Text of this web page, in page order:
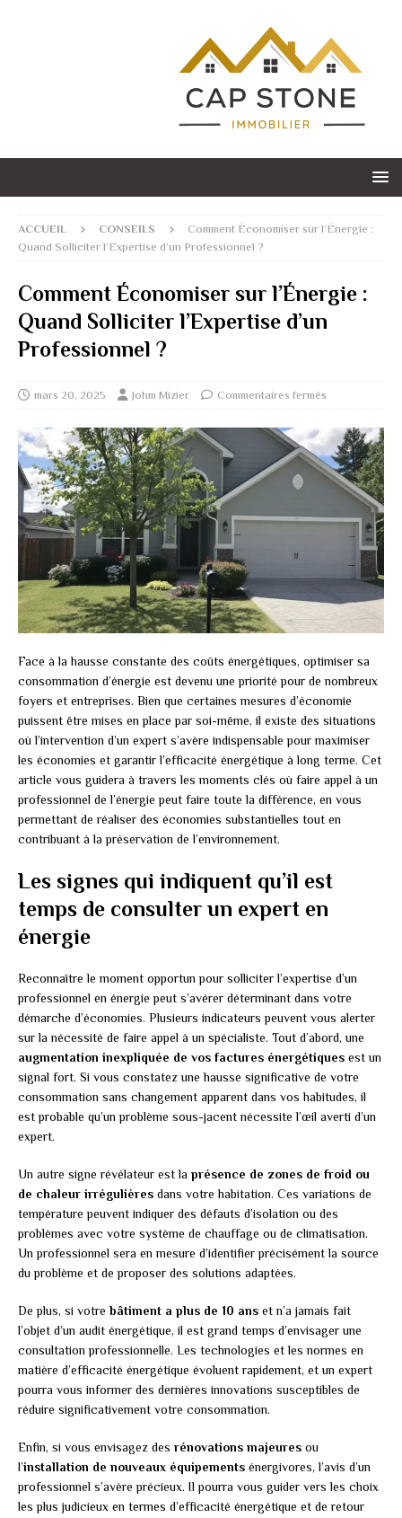
ACCUEIL CONSEILS
Comment Économiser sur l’Énergie :
Quand Solliciter l’Expertise d’un Professionnel ?
Comment Économiser sur l’Énergie :
Quand Solliciter l’Expertise d’un
Professionnel ?
mars 20, 2025 Johm Mizier Commentaires fermés
Face à la hausse constante des coûts énergétiques, optimiser sa
consommation d’énergie est devenu une priorité pour de nombreux
foyers et entreprises. Bien que certaines mesures d’économie
puissent être mises en place par soi-même, il existe des situations
où l’intervention d’un expert s’avère indispensable pour maximiser
les économies et garantir l’efficacité énergétique à long terme. Cet
article vous guidera à travers les moments clés où faire appel à un
professionnel de l’énergie peut faire toute la différence, en vous
permettant de réaliser des économies substantielles tout en
contribuant à la préservation de l’environnement.
Les signes qui indiquent qu’il est
temps de consulter un expert en
énergie
Reconnaître le moment opportun pour solliciter l’expertise d’un
professionnel en énergie peut s’avérer déterminant dans votre
démarche d’économies. Plusieurs indicateurs peuvent vous alerter
sur la nécessité de faire appel à un spécialiste. Tout d’abord, une
augmentation inexpliquée de vos factures énergétiques est un
signal fort. Si vous constatez une hausse significative de votre
consommation sans changement apparent dans vos habitudes, il
est probable qu’un problème sous-jacent nécessite l’œil averti d’un
expert.
Un autre signe révélateur est la présence de zones de froid ou
de chaleur irrégulières dans votre habitation. Ces variations de
température peuvent indiquer des défauts d’isolation ou des
problèmes avec votre système de chauffage ou de climatisation.
Un professionnel sera en mesure d’identifier précisément la source
du problème et de proposer des solutions adaptées.
De plus, si votrebâtiment a plus de 10 ans et n’a jamais fait
l’objet d’un audit énergétique, il est grand temps d’envisager une
consultation professionnelle. Les technologies et les normes en
matière d’efficacité énergétique évoluent rapidement, et un expert
pourra vous informer des dernières innovations susceptibles de
réduire significativement votre consommation.
Enfin, si vous envisagez des rénovations majeures ou
l’installation de nouveaux équipements énergivores, l’avis d’un
professionnel s’avère précieux. Il pourra vous guider vers les choix
les plus judicieux en termes d’efficacité énergétique et de retour